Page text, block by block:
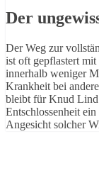
Der
Der Weg zur
ist oft gepflastert
innerhalb weniger
Krankheit bei
bleibt für Knud Lind
Entschlossenheit
Angesicht solcher